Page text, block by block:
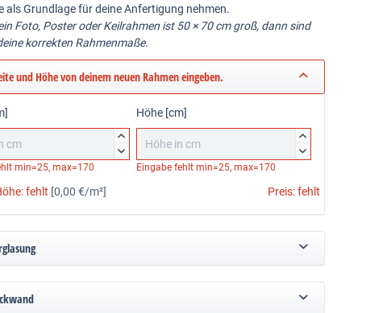
als Grundlage für deine Anfertigung nehmen.
Foto, Poster oder Keilrahmen ist 50 × 70 cm groß, dann sind
korrekten Rahmenmaße.
und Höhe von deinem neuen Rahmen eingeben.


Höhe [cm]


min=25, max=170 Eingabe fehlt min=25, max=170
fehlt [0,00 €/m²] Preis:fehlt